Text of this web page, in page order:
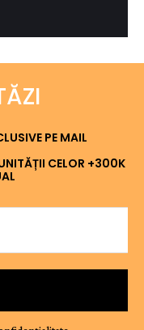
PE MAIL
CELOR +300K